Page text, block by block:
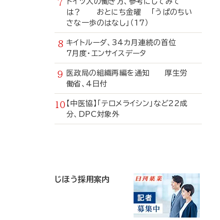
は？ おとにち金曜 「うぱのちい
さな一歩のはなし」（17）
キイトルーダ、34カ月連続の首位
7月度・エンサイスデータ
医政局の組織再編を通知 厚生労
働省、4日付
【中医協】「テロメライシン」など22成
分、DPC対象外
じほう採用案内